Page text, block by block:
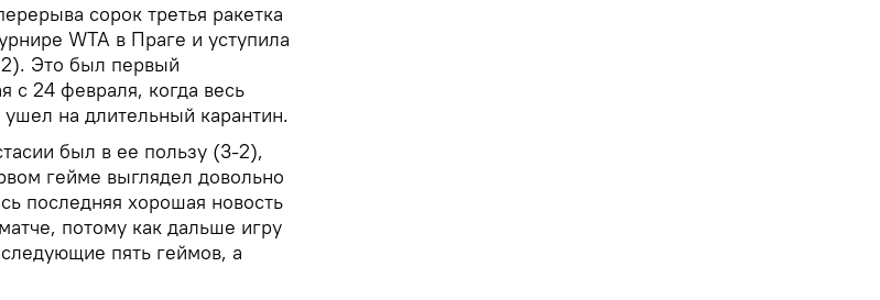
сорок третья ракетка
WTA в Праге и уступила
Это был первый
с 24 февраля, когда весь
на длительный карантин.
был в ее пользу (3-2),
гейме выглядел довольно
последняя хорошая новость
потому как дальше игру
пять геймов, а